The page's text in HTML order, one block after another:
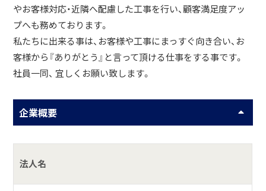
やお客様対応・近隣へ配慮した工事を行い、顧客満足度アッ
プへも務めております。
私たちに出来る事は、お客様や工事にまっすぐ向き合い、お
客様から『ありがとう』と言って頂ける仕事をする事です。
社員一同、 宜しくお願い致します。
企業概要
法人名